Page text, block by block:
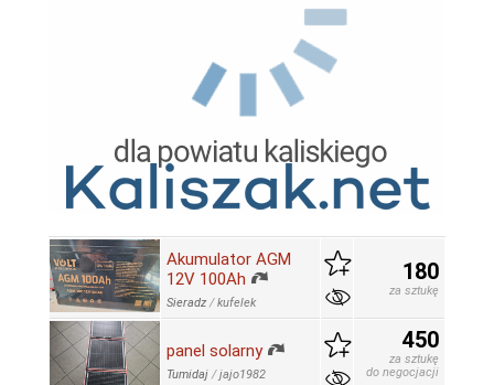
Akumulator AGM
12V 100Ah
Sieradz /kufelek
180
za sztukę
panel solarny
Tumidaj /jajo1982
450
za sztukę
do negocjacji